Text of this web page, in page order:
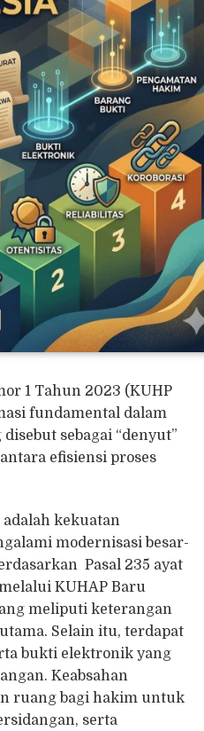
1 Tahun 2023 (KUHP
fundamental dalam
sebagai “denyut”
efisiensi proses
kekuatan
modernisasi besar-
Pasal 235 ayat
KUHAP Baru
meliputi keterangan
Selain itu, terdapat
bukti elektronik yang
Keabsahan
ruang bagi hakim untuk
serta